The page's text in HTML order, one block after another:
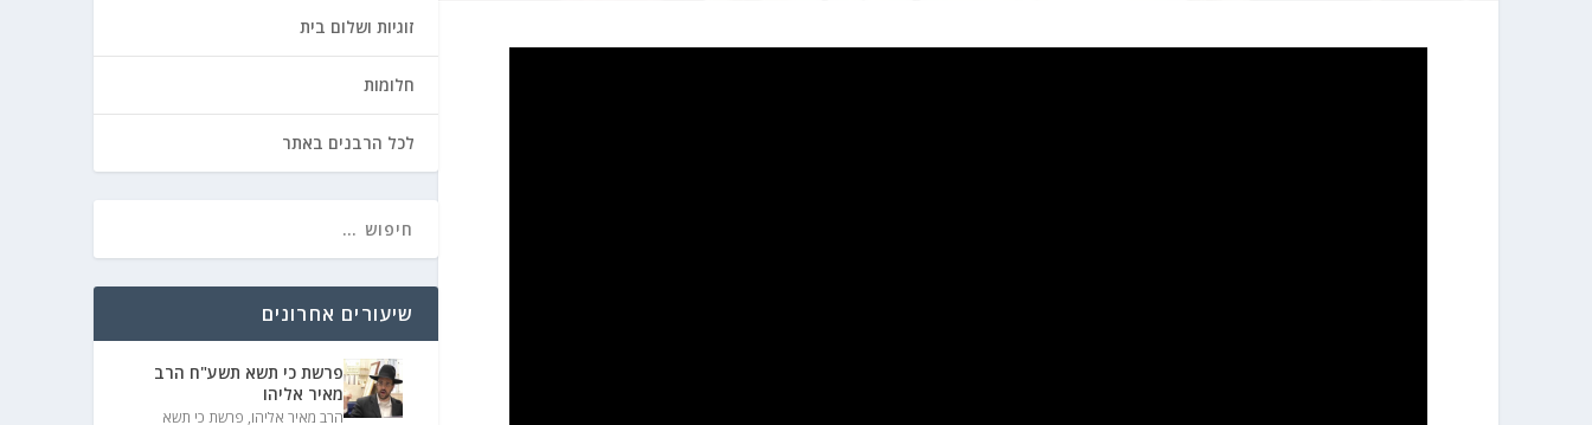
זוגיות ושלום בית
חלומות
לכל הרבנים באתר
שיעורים אחרונים
פרשת כי תשא תשע"ח הרב
מאיר אליהו
הרב מאיר אליהו, פרשת כי תשא